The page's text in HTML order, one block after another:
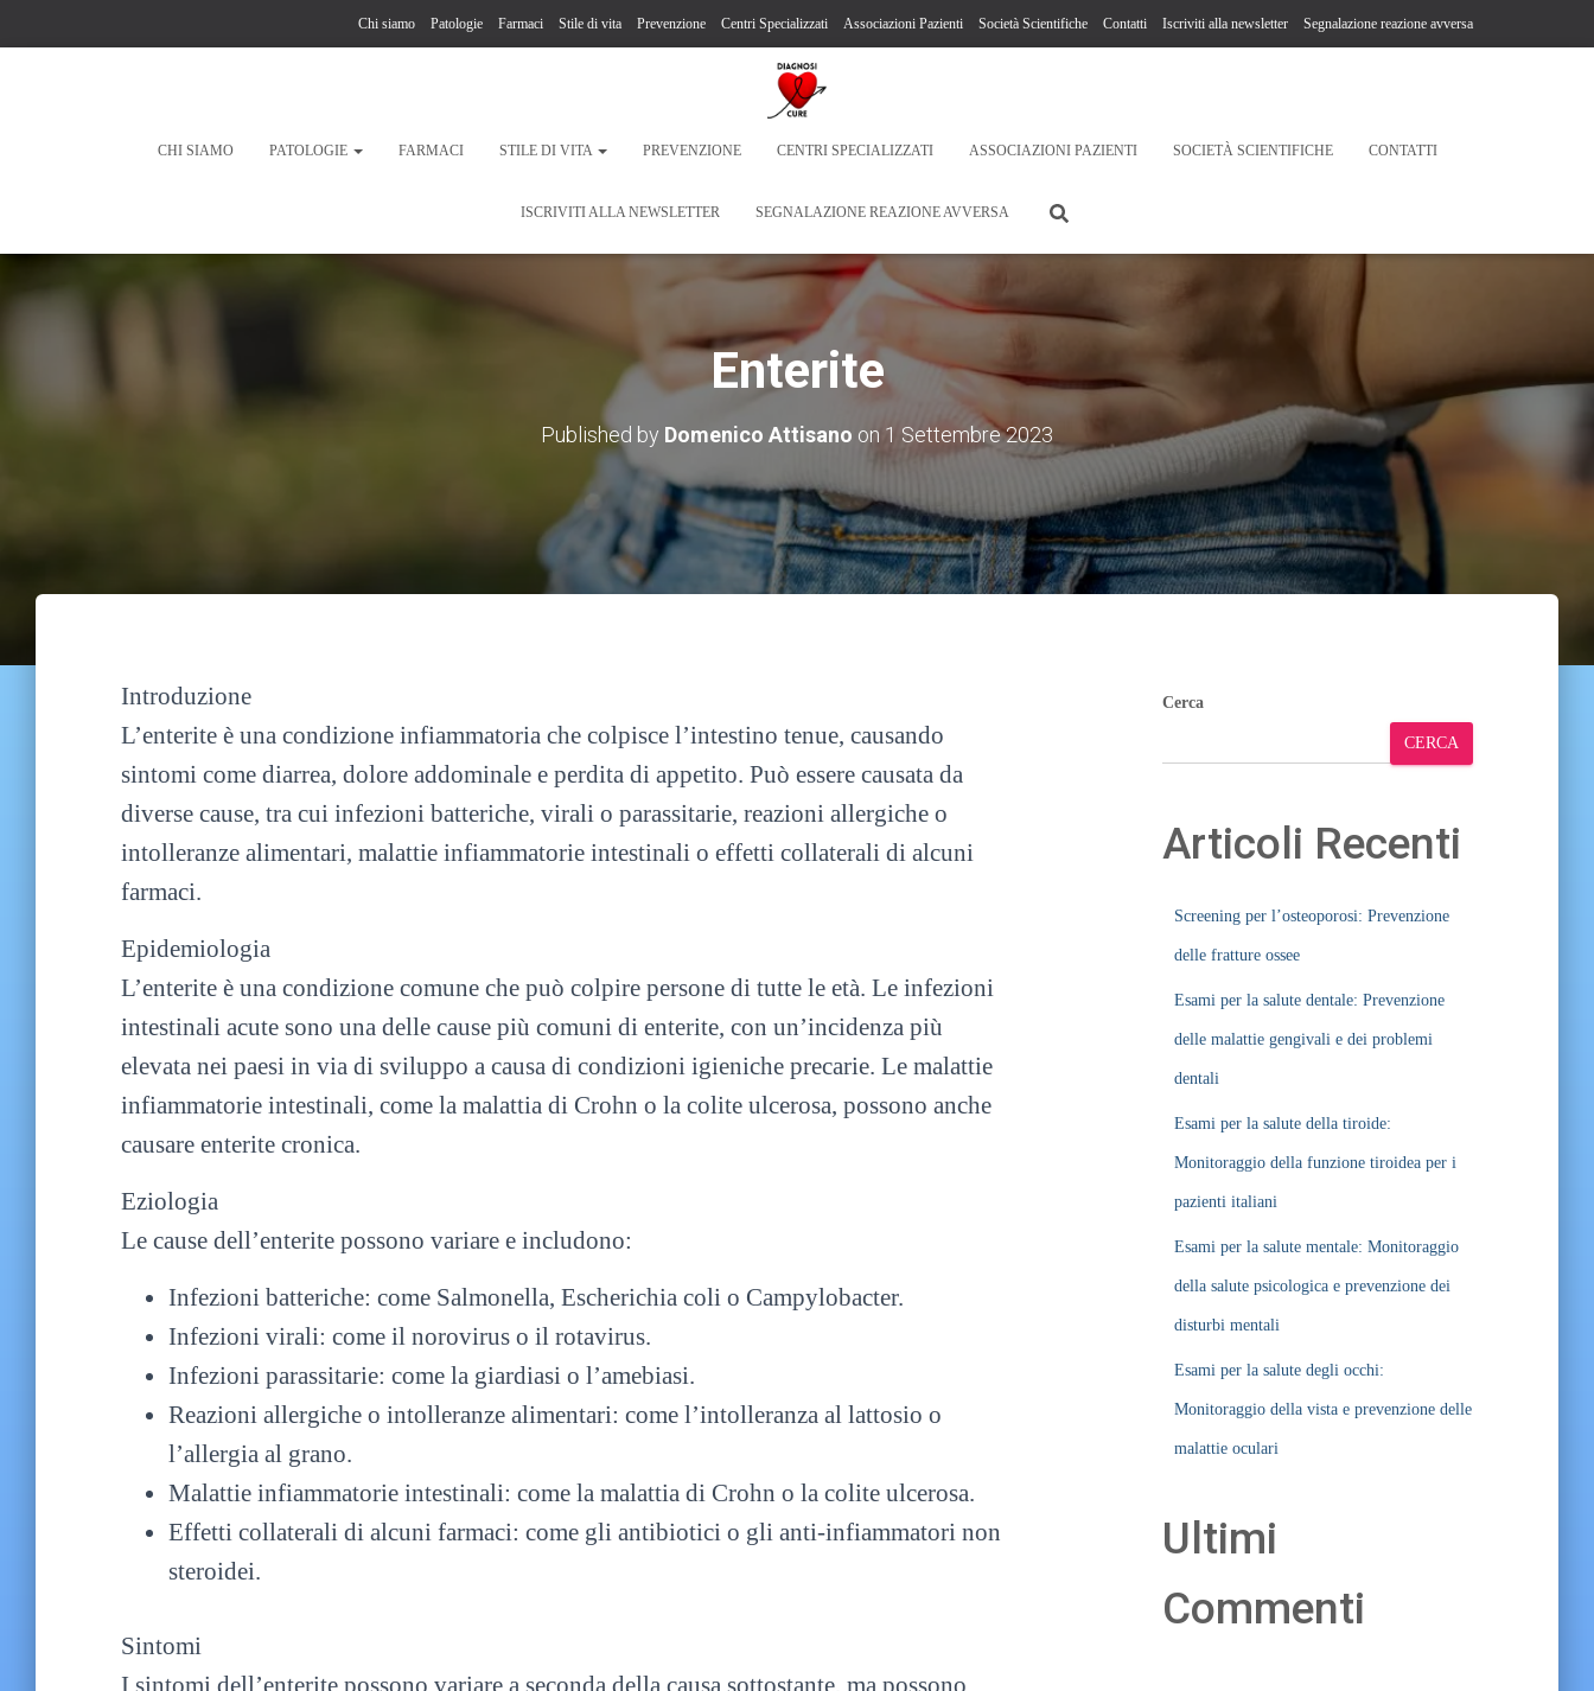
Chi siamo Patologie Farmaci Stile di vita Prevenzione Centri Specializzati Associazioni Pazienti Società Scientifiche Contatti Iscriviti alla newsletter Segnalazione reazione avversa
CHI SIAMO PATOLOGIE FARMACI STILE DI VITA PREVENZIONE CENTRI SPECIALIZZATI ASSOCIAZIONI PAZIENTI SOCIETÀ SCIENTIFICHE CONTATTI
ISCRIVITI ALLA NEWSLETTER SEGNALAZIONE REAZIONE AVVERSA
Enterite
Published by Domenico Attisano on 1 Settembre 2023
Introduzione
L’enterite è una condizione infiammatoria che colpisce l’intestino tenue, causando
sintomi come diarrea, dolore addominale e perdita di appetito. Può essere causata da
diverse cause, tra cui infezioni batteriche, virali o parassitarie, reazioni allergiche o
intolleranze alimentari, malattie infiammatorie intestinali o effetti collaterali di alcuni
farmaci.
Epidemiologia
L’enterite è una condizione comune che può colpire persone di tutte le età. Le infezioni
intestinali acute sono una delle cause più comuni di enterite, con un’incidenza più
elevata nei paesi in via di sviluppo a causa di condizioni igieniche precarie. Le malattie
infiammatorie intestinali, come la malattia di Crohn o la colite ulcerosa, possono anche
causare enterite cronica.
Eziologia
Le cause dell’enterite possono variare e includono:
Infezioni batteriche: come Salmonella, Escherichia coli o Campylobacter.
Infezioni virali: come il norovirus o il rotavirus.
Infezioni parassitarie: come la giardiasi o l’amebiasi.
Reazioni allergiche o intolleranze alimentari: come l’intolleranza al lattosio o
l’allergia al grano.
Malattie infiammatorie intestinali: come la malattia di Crohn o la colite ulcerosa.
Effetti collaterali di alcuni farmaci: come gli antibiotici o gli anti-infiammatori non
steroidei.
Sintomi
I sintomi dell’enterite possono variare a seconda della causa sottostante, ma possono
Cerca
CERCA
Articoli Recenti
Screening per l’osteoporosi: Prevenzione
delle fratture ossee
Esami per la salute dentale: Prevenzione
delle malattie gengivali e dei problemi
dentali
Esami per la salute della tiroide:
Monitoraggio della funzione tiroidea per i
pazienti italiani
Esami per la salute mentale: Monitoraggio
della salute psicologica e prevenzione dei
disturbi mentali
Esami per la salute degli occhi:
Monitoraggio della vista e prevenzione delle
malattie oculari
Ultimi
Commenti